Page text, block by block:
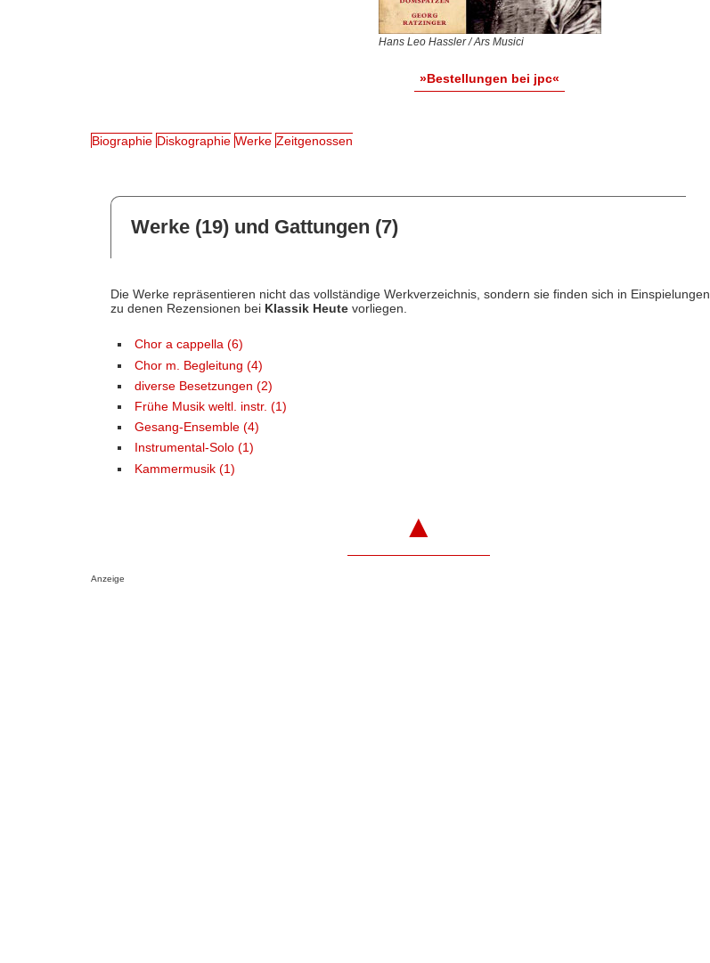
Hans Leo Hassler / Ars Musici
»Bestellungen bei jpc«
Biographie Diskographie Werke Zeitgenossen
Werke (19) und Gattungen (7)
Die Werke repräsentieren nicht das vollständige Werkverzeichnis, sondern sie finden sich in Einspielungen,
zu denen Rezensionen bei Klassik Heutevorliegen.
Chor a cappella (6)
Chor m. Begleitung (4)
diverse Besetzungen (2)
Frühe Musik weltl. instr. (1)
Gesang-Ensemble (4)
Instrumental-Solo (1)
Kammermusik (1)
▲
Anzeige